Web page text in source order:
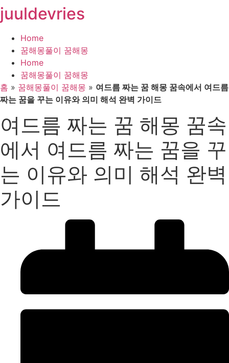
콘
텐
뛰
기
juuldevries
Home
꿈해몽풀이 꿈해몽
Home
꿈해몽풀이 꿈해몽
홈 » 꿈해몽풀이 꿈해몽 » 여드름 짜는 꿈 해몽 꿈속에서 여드름
짜는 꿈을 꾸는 이유와 의미 해석 완벽 가이드
여드름 짜는 꿈 해몽 꿈속
에서 여드름 짜는 꿈을 꾸
는 이유와 의미 해석 완벽
가이드